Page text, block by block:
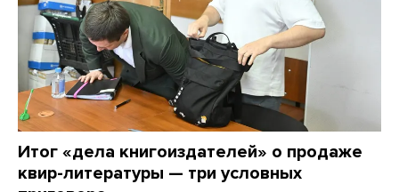
Итог «дела книгоиздателей» о продаже
квир-литературы — три условных